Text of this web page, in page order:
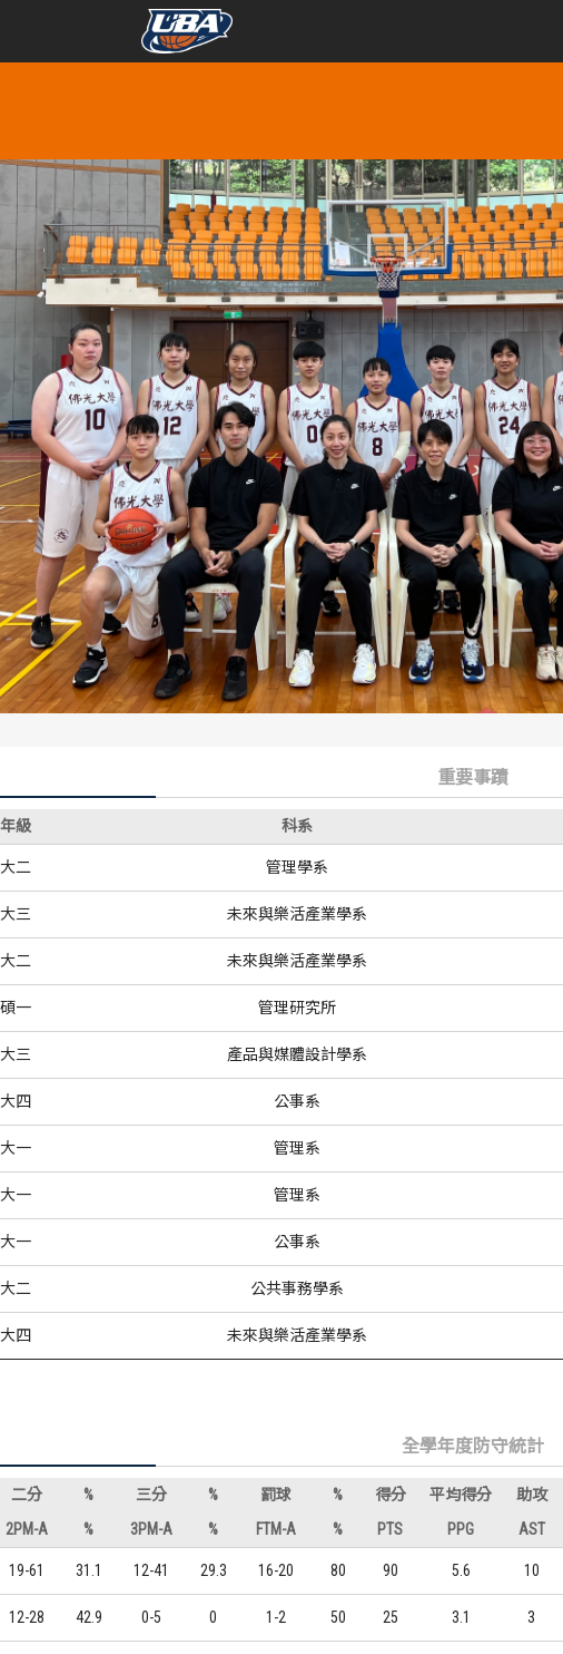
賽事資訊
賽程表
戰績排行
球隊資訊
選手資訊
數據統計
歷屆冠軍
歷屆個人獎得主
歷史數據排行
賽事資訊
賽程表
戰績排行
球隊資訊
選手資訊
數據統計
歷屆冠軍
歷屆個人獎得主
歷史數據排行
重要事蹟
年級 科系
大二 管理學系
大三 未來與樂活產業學系
大二 未來與樂活產業學系
碩一 管理研究所
大三 產品與媒體設計學系
大四 公事系
大一 管理系
大一 管理系
大一 公事系
大二 公共事務學系
大四 未來與樂活產業學系
全學年度防守統計
二分 % 三分 % 罰球 % 得分 平均得分 助攻
2PM-A % 3PM-A % FTM-A % PTS PPG AST
19-61 31.1 12-41 29.3 16-20 80 90 5.6 10
12-28 42.9 0-5 0 1-2 50 25 3.1 3